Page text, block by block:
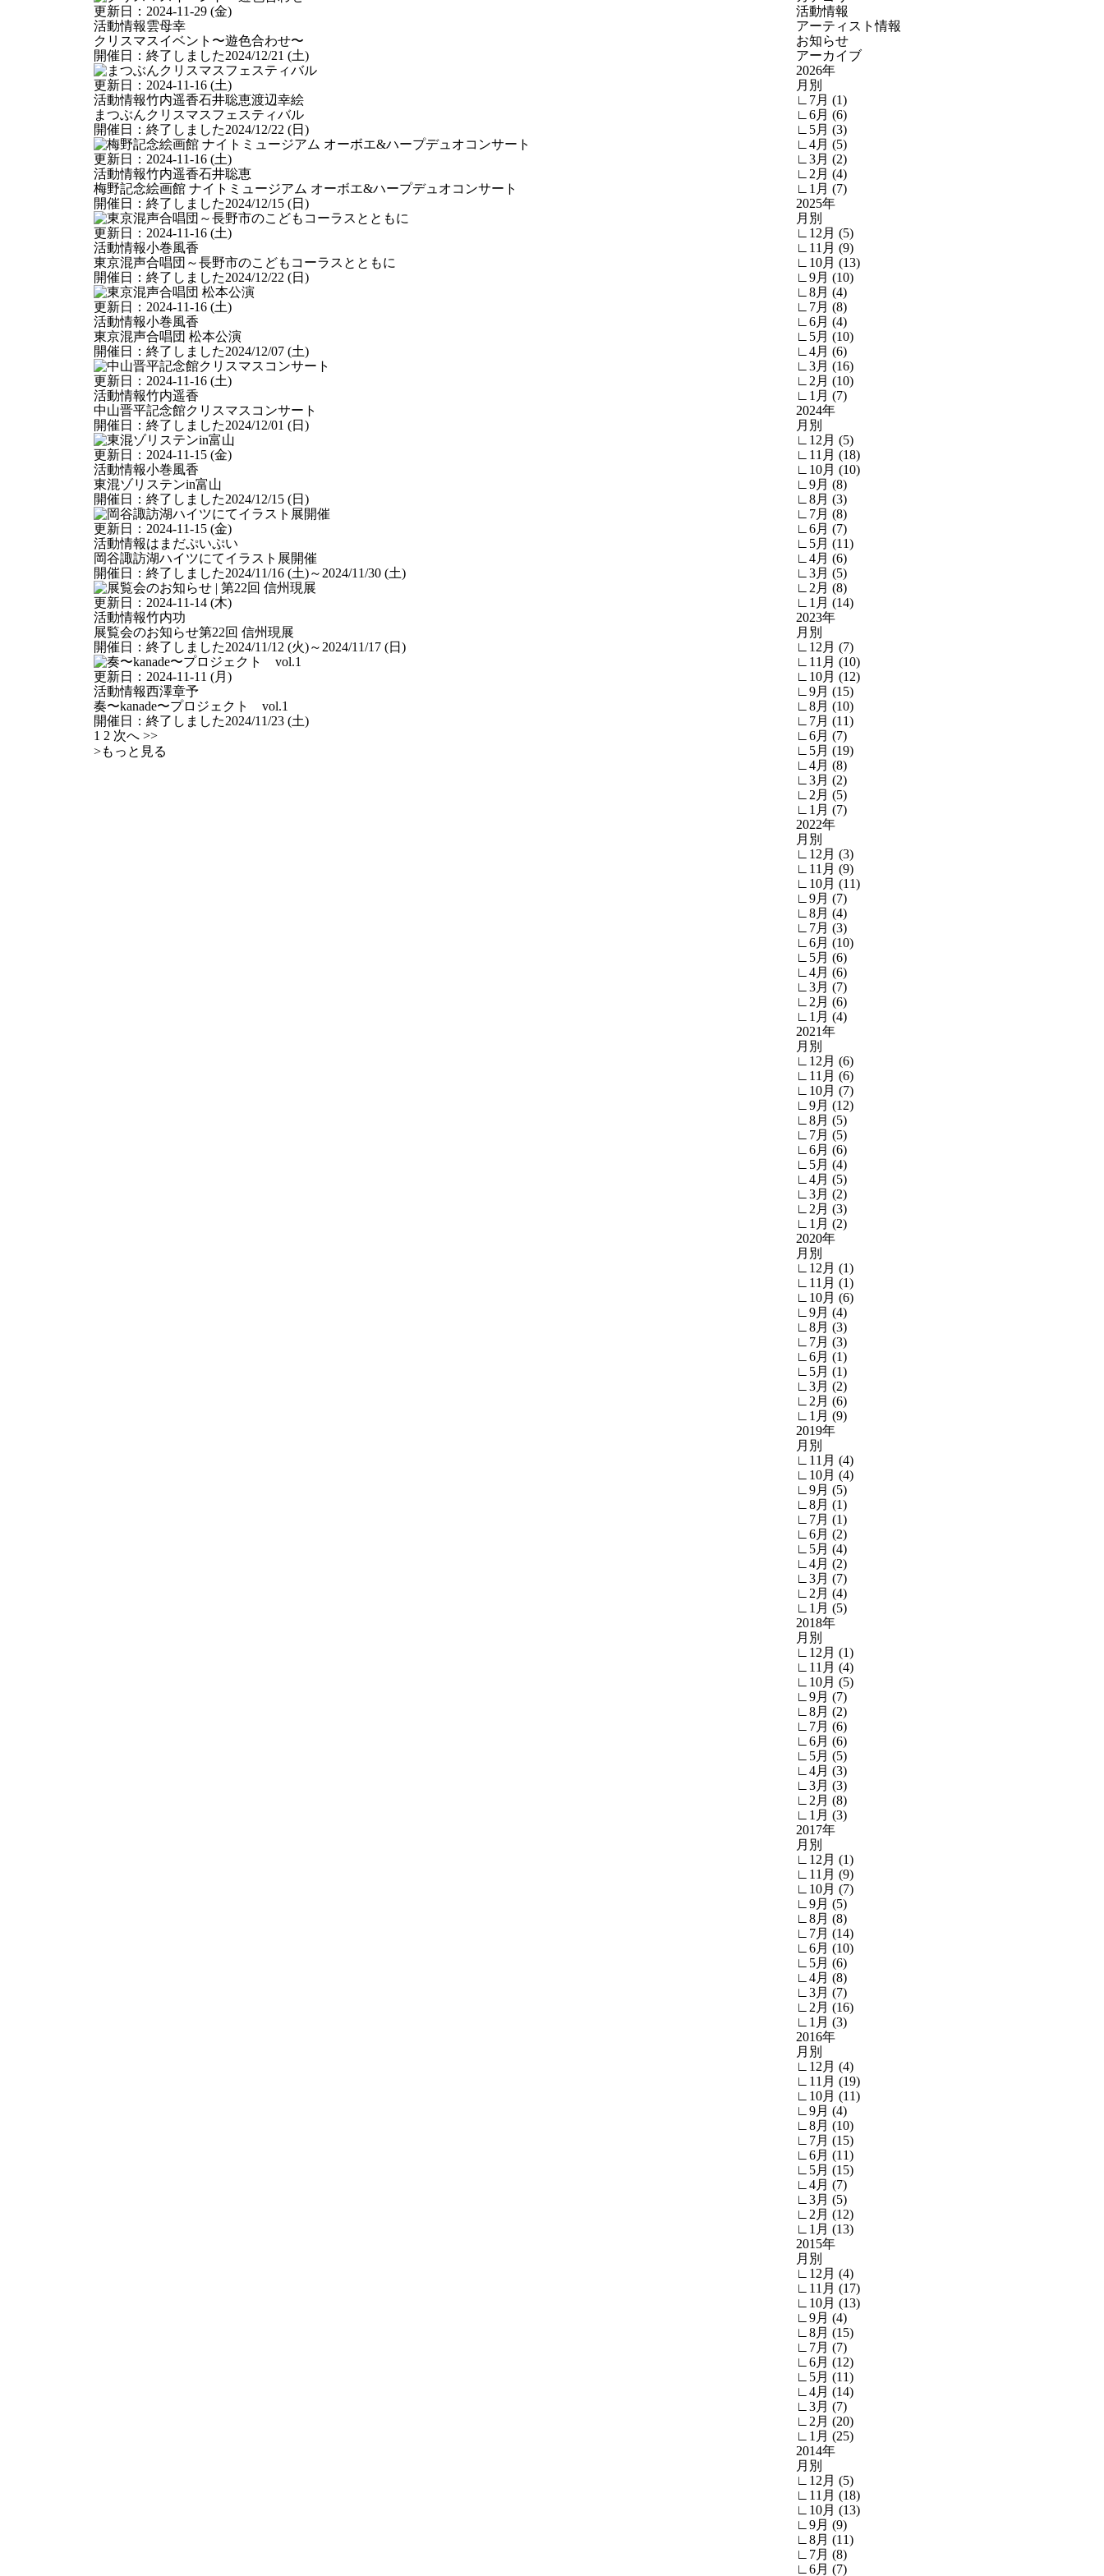
更新日： 2024-11-29 (金)
活動情報雲母幸
クリスマスイベント〜遊色合わせ〜
開催日： 終了しました2024/12/21 (土)
更新日： 2024-11-16 (土)
活動情報竹内遥香石井聡恵渡辺幸絵
まつぶんクリスマスフェスティバル
開催日： 終了しました2024/12/22 (日)
更新日： 2024-11-16 (土)
活動情報竹内遥香石井聡恵
梅野記念絵画館 ナイトミュージアム オーボエ&ハープデュオコンサート
開催日： 終了しました2024/12/15 (日)
更新日： 2024-11-16 (土)
活動情報小巻風香
東京混声合唱団～長野市のこどもコーラスとともに
開催日： 終了しました2024/12/22 (日)
更新日： 2024-11-16 (土)
活動情報小巻風香
東京混声合唱団 松本公演
開催日： 終了しました2024/12/07 (土)
更新日： 2024-11-16 (土)
活動情報竹内遥香
中山晋平記念館クリスマスコンサート
開催日： 終了しました2024/12/01 (日)
更新日： 2024-11-15 (金)
活動情報小巻風香
東混ゾリステンin富山
開催日： 終了しました2024/12/15 (日)
更新日： 2024-11-15 (金)
活動情報はまだぷいぷい
岡谷諏訪湖ハイツにてイラスト展開催
開催日： 終了しました2024/11/16 (土)～2024/11/30 (土)
更新日： 2024-11-14 (木)
活動情報竹内功
展覧会のお知らせ第22回 信州現展
開催日： 終了しました2024/11/12 (火)～2024/11/17 (日)
更新日： 2024-11-11 (月)
活動情報西澤章予
奏〜kanade〜プロジェクト vol.1
開催日： 終了しました2024/11/23 (土)
1 2 次へ >>
>もっと見る
活動情報
アーティスト情報
お知らせ
アーカイブ
2026年
月別
∟7月 (1)
∟6月 (6)
∟5月 (3)
∟4月 (5)
∟3月 (2)
∟2月 (4)
∟1月 (7)
2025年
月別
∟12月 (5)
∟11月 (9)
∟10月 (13)
∟9月 (10)
∟8月 (4)
∟7月 (8)
∟6月 (4)
∟5月 (10)
∟4月 (6)
∟3月 (16)
∟2月 (10)
∟1月 (7)
2024年
月別
∟12月 (5)
∟11月 (18)
∟10月 (10)
∟9月 (8)
∟8月 (3)
∟7月 (8)
∟6月 (7)
∟5月 (11)
∟4月 (6)
∟3月 (5)
∟2月 (8)
∟1月 (14)
2023年
月別
∟12月 (7)
∟11月 (10)
∟10月 (12)
∟9月 (15)
∟8月 (10)
∟7月 (11)
∟6月 (7)
∟5月 (19)
∟4月 (8)
∟3月 (2)
∟2月 (5)
∟1月 (7)
2022年
月別
∟12月 (3)
∟11月 (9)
∟10月 (11)
∟9月 (7)
∟8月 (4)
∟7月 (3)
∟6月 (10)
∟5月 (6)
∟4月 (6)
∟3月 (7)
∟2月 (6)
∟1月 (4)
2021年
月別
∟12月 (6)
∟11月 (6)
∟10月 (7)
∟9月 (12)
∟8月 (5)
∟7月 (5)
∟6月 (6)
∟5月 (4)
∟4月 (5)
∟3月 (2)
∟2月 (3)
∟1月 (2)
2020年
月別
∟12月 (1)
∟11月 (1)
∟10月 (6)
∟9月 (4)
∟8月 (3)
∟7月 (3)
∟6月 (1)
∟5月 (1)
∟3月 (2)
∟2月 (6)
∟1月 (9)
2019年
月別
∟11月 (4)
∟10月 (4)
∟9月 (5)
∟8月 (1)
∟7月 (1)
∟6月 (2)
∟5月 (4)
∟4月 (2)
∟3月 (7)
∟2月 (4)
∟1月 (5)
2018年
月別
∟12月 (1)
∟11月 (4)
∟10月 (5)
∟9月 (7)
∟8月 (2)
∟7月 (6)
∟6月 (6)
∟5月 (5)
∟4月 (3)
∟3月 (3)
∟2月 (8)
∟1月 (3)
2017年
月別
∟12月 (1)
∟11月 (9)
∟10月 (7)
∟9月 (5)
∟8月 (8)
∟7月 (14)
∟6月 (10)
∟5月 (6)
∟4月 (8)
∟3月 (7)
∟2月 (16)
∟1月 (3)
2016年
月別
∟12月 (4)
∟11月 (19)
∟10月 (11)
∟9月 (4)
∟8月 (10)
∟7月 (15)
∟6月 (11)
∟5月 (15)
∟4月 (7)
∟3月 (5)
∟2月 (12)
∟1月 (13)
2015年
月別
∟12月 (4)
∟11月 (17)
∟10月 (13)
∟9月 (4)
∟8月 (15)
∟7月 (7)
∟6月 (12)
∟5月 (11)
∟4月 (14)
∟3月 (7)
∟2月 (20)
∟1月 (25)
2014年
月別
∟12月 (5)
∟11月 (18)
∟10月 (13)
∟9月 (9)
∟8月 (11)
∟7月 (8)
∟6月 (7)